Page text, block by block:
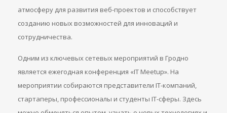
атмосферу для развития веб-проектов и способствует
созданию новых возможностей для инноваций и
сотрудничества.
Одним из ключевых сетевых мероприятий в Гродно
является ежегодная конференция «IT Meetup». На
мероприятии собираются представители IT-компаний,
стартаперы, профессионалы и студенты IT-сферы. Здесь